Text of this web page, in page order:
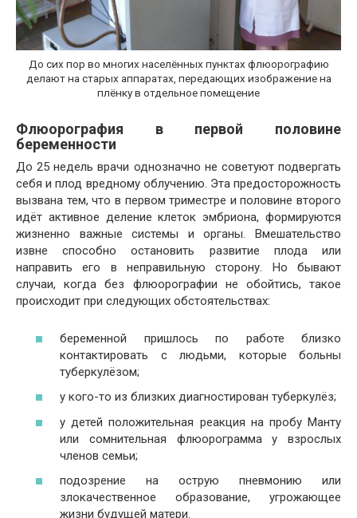
До сих пор во многих населённых пунктах флюорографию
делают на старых аппаратах, передающих изображение на
плёнку в отдельное помещение
Флюорография в первой половине
беременности
До 25 недель врачи однозначно не советуют подвергать
себя и плод вредному облучению. Эта предосторожность
вызвана тем, что в первом триместре и половине второго
идёт активное деление клеток эмбриона, формируются
жизненно важные системы и органы. Вмешательство
извне способно остановить развитие плода или
направить его в неправильную сторону. Но бывают
случаи, когда без флюорографии не обойтись, такое
происходит при следующих обстоятельствах:
беременной пришлось по работе близко
контактировать с людьми, которые больны
туберкулёзом;
у кого-то из близких диагностирован туберкулёз;
у детей положительная реакция на пробу Манту
или сомнительная флюорограмма у взрослых
членов семьи;
подозрение на острую пневмонию или
злокачественное образование, угрожающее
жизни будущей матери.